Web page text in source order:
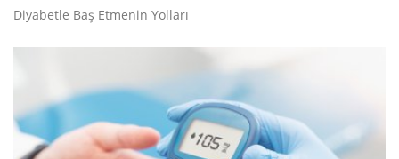
Diyabetle Baş Etmenin Yolları